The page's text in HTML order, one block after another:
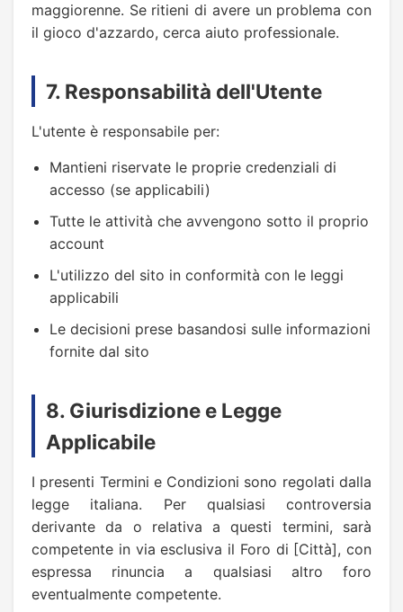
maggiorenne. Se ritieni di avere un problema con
il gioco d'azzardo, cerca aiuto professionale.
7. Responsabilità dell'Utente
L'utente è responsabile per:
Mantieni riservate le proprie credenziali di
accesso (se applicabili)
Tutte le attività che avvengono sotto il proprio
account
L'utilizzo del sito in conformità con le leggi
applicabili
Le decisioni prese basandosi sulle informazioni
fornite dal sito
8. Giurisdizione e Legge
Applicabile
I presenti Termini e Condizioni sono regolati dalla
legge italiana. Per qualsiasi controversia
derivante da o relativa a questi termini, sarà
competente in via esclusiva il Foro di [Città], con
espressa rinuncia a qualsiasi altro foro
eventualmente competente.